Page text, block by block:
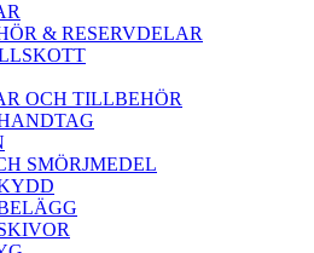
& RESERVDELAR
OCH TILLBEHÖR
SMÖRJMEDEL